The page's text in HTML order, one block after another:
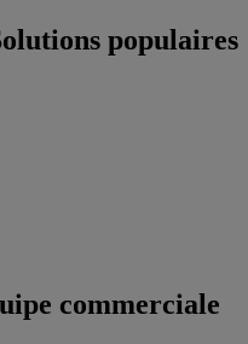
populaires
commerciale